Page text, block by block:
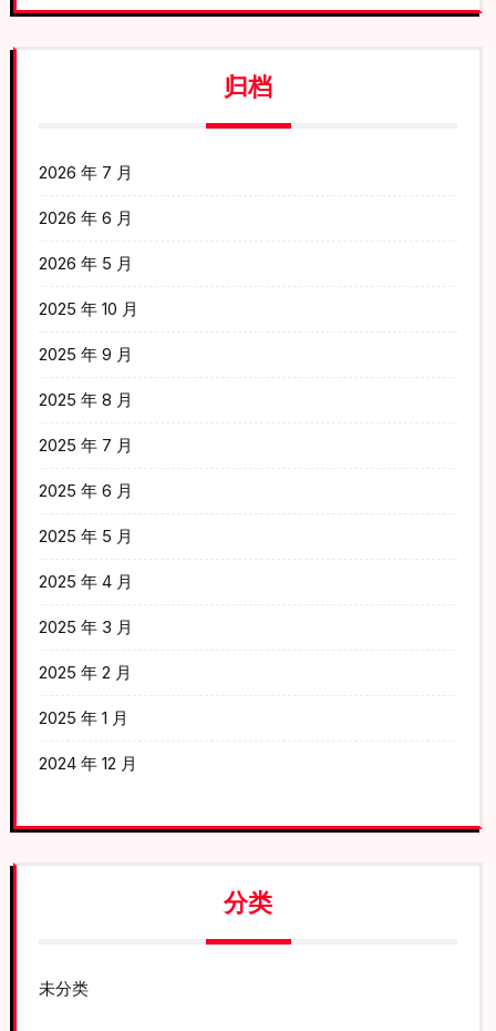
归档
2026 年 7 月
2026 年 6 月
2026 年 5 月
2025 年 10 月
2025 年 9 月
2025 年 8 月
2025 年 7 月
2025 年 6 月
2025 年 5 月
2025 年 4 月
2025 年 3 月
2025 年 2 月
2025 年 1 月
2024 年 12 月
分类
未分类